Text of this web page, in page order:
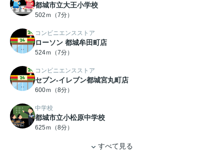
都城市立大王小学校
502ｍ（7分）
コンビニエンスストア
ローソン 都城牟田町店
524ｍ（7分）
コンビニエンスストア
セブン-イレブン都城宮丸町店
600ｍ（8分）
中学校
都城市立小松原中学校
625ｍ（8分）
すべて見る